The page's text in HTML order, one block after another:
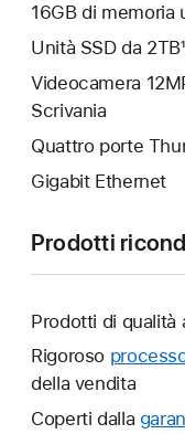
16GB di memoria
Unità SSD da 2TB¹
Videocamera
Scrivania
Quattro porte
Gigabit Ethernet
Prodotti
Prodotti di qualità
Rigoroso
della vendita
Coperti dalla